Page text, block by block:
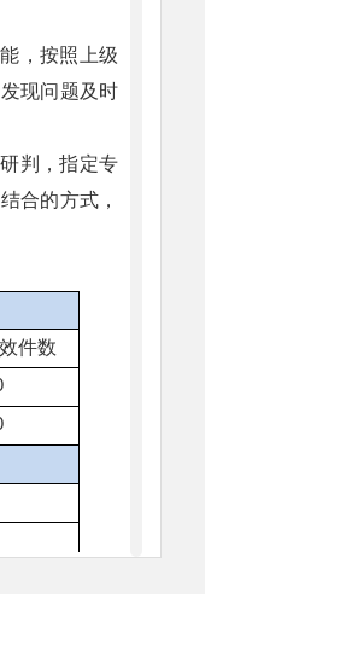
，按照上级
现问题及时
判，指定专
合的方式，
件数